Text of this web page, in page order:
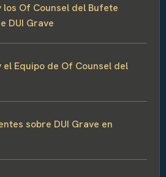
los Of Counsel del Bufete
DUI Grave
el Equipo de Of Counsel del
sobre DUI Grave en